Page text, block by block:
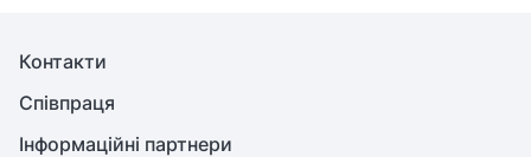
Контакти
Співпраця
Інформаційні партнери